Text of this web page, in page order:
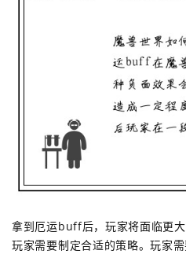
拿到厄运buff后，玩家将面临更大
玩家需要制定合适的策略。玩家